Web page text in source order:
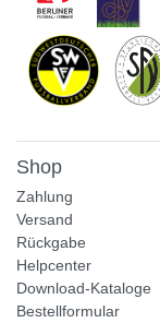
Shop
Zahlung
Versand
Rückgabe
Helpcenter
Download-Kataloge
Bestellformular